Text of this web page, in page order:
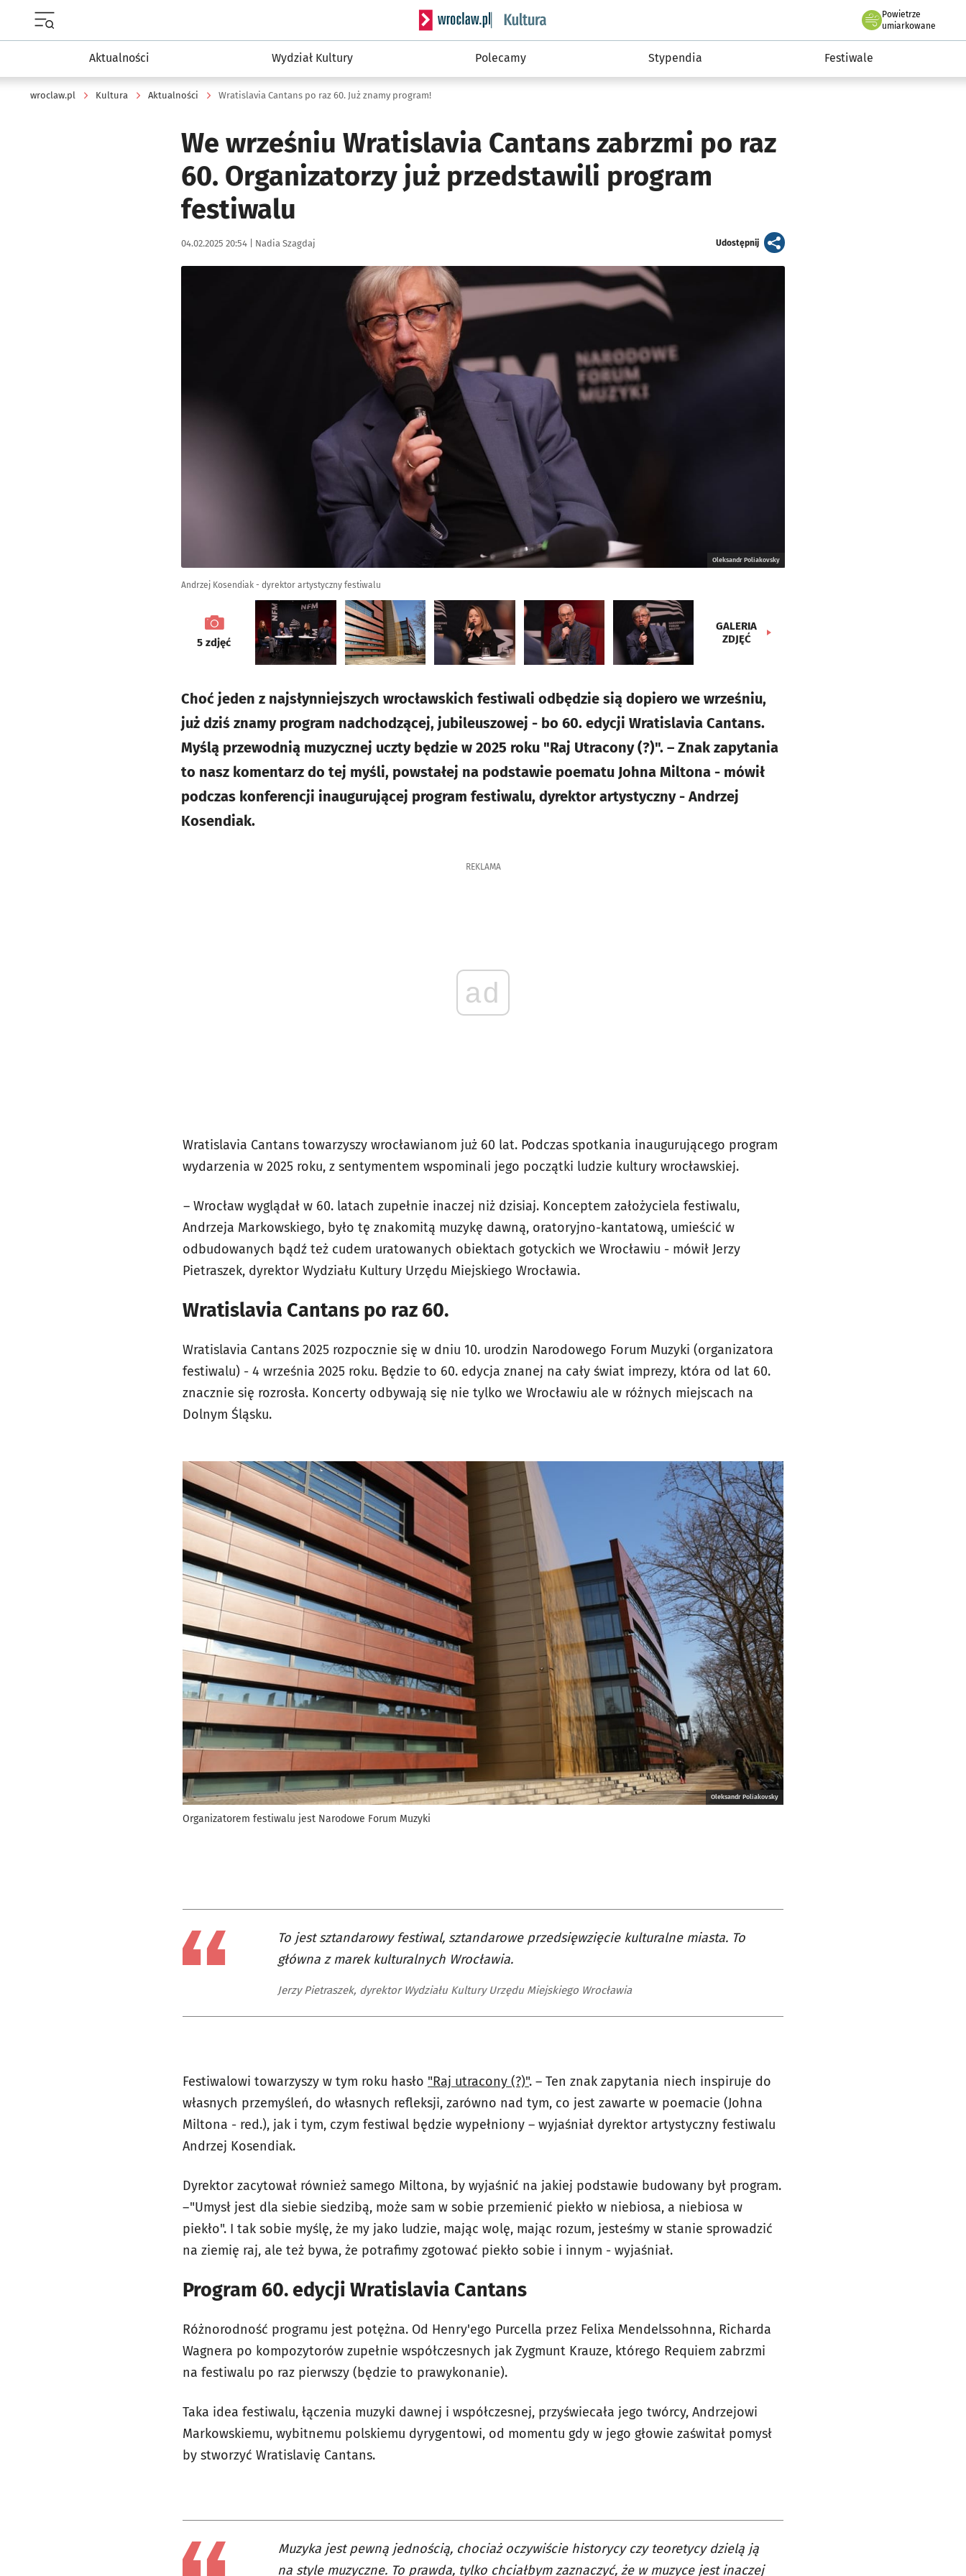
Serwis informacyjny wroclaw.pl podserwis: Kultura
Powietrze
we Wrocławiu
umiarkowane
Aktualności Wydział Kultury Polecamy Stypendia Festiwale
wroclaw.pl Kultura Aktualności Wratislavia Cantans po raz 60. Już znamy program!
We wrześniu Wratislavia Cantans zabrzmi po raz
60. Organizatorzy już przedstawili program
festiwalu
Data publikacji:
04.02.2025 20:54 | Autor:
Nadia Szagdaj Udostępnijartykuł
Oleksandr Poliakovsky
Andrzej Kosendiak - dyrektor artystyczny festiwalu
galeria
5 zdjęć
GALERIA
ZDJĘĆ
Choć jeden z najsłynniejszych wrocławskich festiwali odbędzie sią dopiero we wrześniu,
już dziś znamy program nadchodzącej, jubileuszowej - bo 60. edycji Wratislavia Cantans.
Myślą przewodnią muzycznej uczty będzie w 2025 roku "Raj Utracony (?)". – Znak zapytania
to nasz komentarz do tej myśli, powstałej na podstawie poematu Johna Miltona - mówił
podczas konferencji inaugurującej program festiwalu, dyrektor artystyczny - Andrzej
Kosendiak.
REKLAMA
ad
Wratislavia Cantans towarzyszy wrocławianom już 60 lat. Podczas spotkania inaugurującego program
wydarzenia w 2025 roku, z sentymentem wspominali jego początki ludzie kultury wrocławskiej.
– Wrocław wyglądał w 60. latach zupełnie inaczej niż dzisiaj. Konceptem założyciela festiwalu,
Andrzeja Markowskiego, było tę znakomitą muzykę dawną, oratoryjno-kantatową, umieścić w
odbudowanych bądź też cudem uratowanych obiektach gotyckich we Wrocławiu - mówił Jerzy
Pietraszek, dyrektor Wydziału Kultury Urzędu Miejskiego Wrocławia.
Wratislavia Cantans po raz 60.
Wratislavia Cantans 2025 rozpocznie się w dniu 10. urodzin Narodowego Forum Muzyki (organizatora
festiwalu) - 4 września 2025 roku. Będzie to 60. edycja znanej na cały świat imprezy, która od lat 60.
znacznie się rozrosła. Koncerty odbywają się nie tylko we Wrocławiu ale w różnych miejscach na
Dolnym Śląsku.
Oleksandr Poliakovsky
Organizatorem festiwalu jest Narodowe Forum Muzyki
To jest sztandarowy festiwal, sztandarowe przedsięwzięcie kulturalne miasta. To
główna z marek kulturalnych Wrocławia.
Jerzy Pietraszek, dyrektor Wydziału Kultury Urzędu Miejskiego Wrocławia
Festiwalowi towarzyszy w tym roku hasło "Raj utracony (?)". – Ten znak zapytania niech inspiruje do
własnych przemyśleń, do własnych refleksji, zarówno nad tym, co jest zawarte w poemacie (Johna
Miltona - red.), jak i tym, czym festiwal będzie wypełniony – wyjaśniał dyrektor artystyczny festiwalu
Andrzej Kosendiak.
Dyrektor zacytował również samego Miltona, by wyjaśnić na jakiej podstawie budowany był program.
– "Umysł jest dla siebie siedzibą, może sam w sobie przemienić piekło w niebiosa, a niebiosa w
piekło". I tak sobie myślę, że my jako ludzie, mając wolę, mając rozum, jesteśmy w stanie sprowadzić
na ziemię raj, ale też bywa, że potrafimy zgotować piekło sobie i innym - wyjaśniał.
Program 60. edycji Wratislavia Cantans
Różnorodność programu jest potężna. Od Henry'ego Purcella przez Felixa Mendelssohnna, Richarda
Wagnera po kompozytorów zupełnie współczesnych jak Zygmunt Krauze, którego Requiem zabrzmi
na festiwalu po raz pierwszy (będzie to prawykonanie).
Taka idea festiwalu, łączenia muzyki dawnej i współczesnej, przyświecała jego twórcy, Andrzejowi
Markowskiemu, wybitnemu polskiemu dyrygentowi, od momentu gdy w jego głowie zaświtał pomysł
by stworzyć Wratislavię Cantans.
Muzyka jest pewną jednością, chociaż oczywiście historycy czy teoretycy dzielą ją
na style muzyczne. To prawda, tylko chciałbym zaznaczyć, że w muzyce jest inaczej